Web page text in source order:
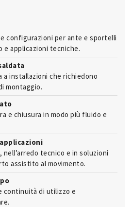
configurazioni per ante e sportelli
e applicazioni tecniche.
installazioni che richiedono
montaggio.
e chiusura in modo più fluido e
tecnico e in soluzioni
assistito al movimento.
di utilizzo e